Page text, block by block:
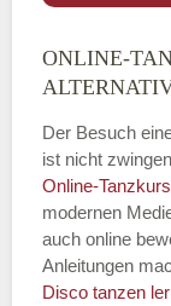
ONLINE-
Der Besuch
ist nicht
Online-Tanzkurs
modernen
auch online
Anleitungen
Disco tanzen